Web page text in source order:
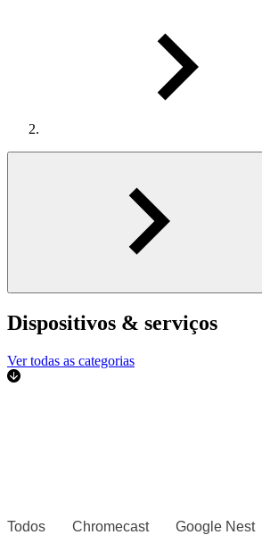
Dispositivos & serviços
Ver todas as categorias
Todos Chromecast Google Nest